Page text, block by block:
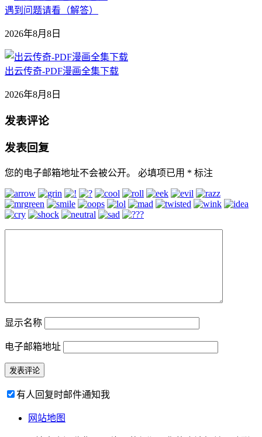
遇到问题请看（解答）
2026年8月8日
出云传奇-PDF漫画全集下载
2026年8月8日
发表评论
发表回复
您的电子邮箱地址不会被公开。 必填项已用 * 标注
显示名称
电子邮箱地址
有人回复时邮件通知我
网站地图